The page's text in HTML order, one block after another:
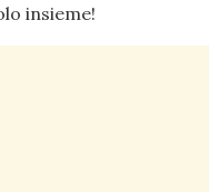
insieme!